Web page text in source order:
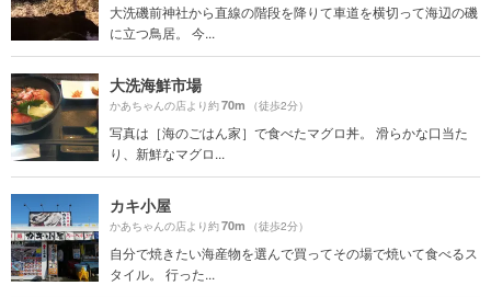
大洗磯前神社から直線の階段を降りて車道を横切って海辺の磯
に立つ鳥居。 今...
大洗海鮮市場
かあちゃんの店より約70m （徒歩2分）
写真は［海のごはん家］で食べたマグロ丼。 滑らかな口当た
り、新鮮なマグロ...
カキ小屋
かあちゃんの店より約70m （徒歩2分）
自分で焼きたい海産物を選んで買ってその場で焼いて食べるス
タイル。 行った...